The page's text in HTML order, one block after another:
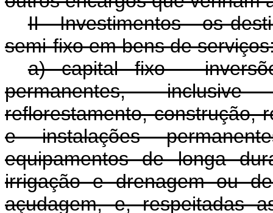
II - Investimentos - os
semi-fixo em bens de
a) capital fixo -
permanentes,
reflorestamento, construção,
e instalações
equipamentos de longa
irrigação e drenagem ou
açudagem, e, respeitadas